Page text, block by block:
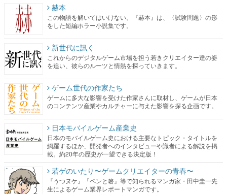
赫本
この物語を解いてはいけない。『赫本』は、〈試験問題〉の形
をした短編ホラー小説集です。
新世代に訊く
これからのデジタルゲーム市場を担う若きクリエイター達の姿
を追い、彼らのルーツと情熱を探っていきます。
ゲーム世代の作家たち
ゲームに多大な影響を受けた作家さんに取材し、ゲームが日本
のコンテンツ産業やカルチャーに与えた影響を探る企画です。
日本モバイルゲーム産業史
日本のモバイルゲーム史における主要なトピック・タイトルを
網羅するほか、開発者へのインタビューや識者による解説を掲
載。約20年の歴史が一望できる決定版！
若ゲのいたり〜ゲームクリエイターの青春〜
『うつヌケ』『ペンと箸』等で知られるマンガ家・田中圭一先
生によるゲーム業界レポートマンガです。